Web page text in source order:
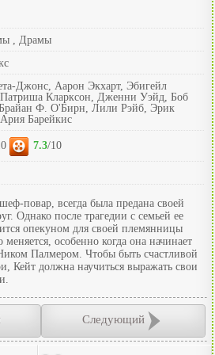
, Драмы
Джонс, Аарон Экхарт, Эбигейл
Кларксон, Дженни Уэйд, Боб
Ф. О'Бирн, Лили Рэйб, Эрик
Барейкис
7.3/10
повар, всегда была предана своей
Однако после трагедии с семьей ее
опекуном для своей племянницы
особенно когда она начинает
Палмером. Чтобы быть счастливой
Кейт должна научиться выражать свои
Следующий